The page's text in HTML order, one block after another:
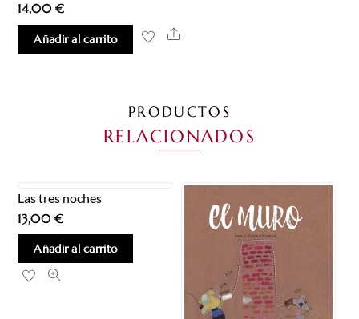
14,00€
Añadir al carrito Share
PRODUCTOS
RELACIONADOS
Las tres noches
13,00€
Añadir al carrito